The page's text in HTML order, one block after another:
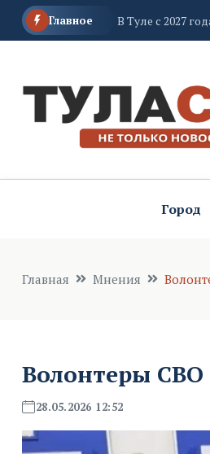
Главное В Туле с 2027
Город
Главная Мнения
Волонтеры СВО
28.05.2026 12:52